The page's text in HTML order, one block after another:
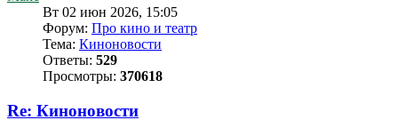
Вт 02 июн 2026, 15:05
Форум: Про кино и театр
Тема: Киноновости
Ответы: 529
Просмотры: 370618
Re: Киноновости